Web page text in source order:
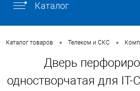
Каталог
Каталог товаров • Телеком и СКС •
Дверь
одностворчатая для IT-